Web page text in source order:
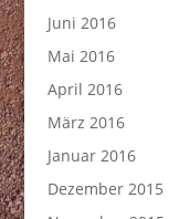
Juni 2016
Mai 2016
April 2016
März 2016
Januar 2016
Dezember 2015